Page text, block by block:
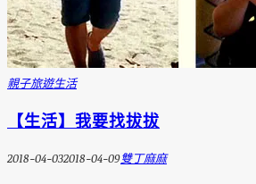
親子旅遊生活
【生活】我要找拔拔
2018-04-032018-04-09雙丁麻麻